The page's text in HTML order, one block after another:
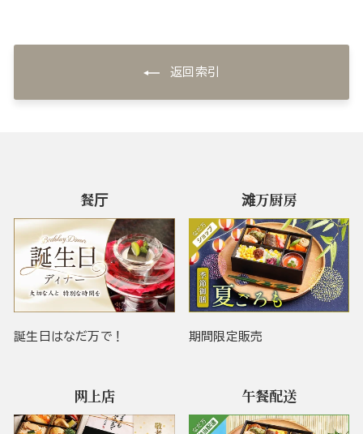
返回索引
餐厅
誕生日はなだ万で！
滩万厨房
期間限定販売
网上店 午餐配送